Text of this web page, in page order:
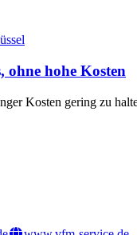
ohne hohe Kosten
Kosten gering zu